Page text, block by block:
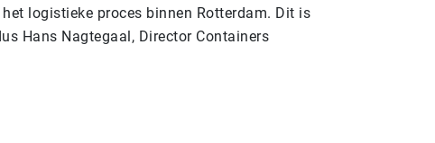
logistieke proces binnen Rotterdam. Dit is
Hans Nagtegaal, Director Containers